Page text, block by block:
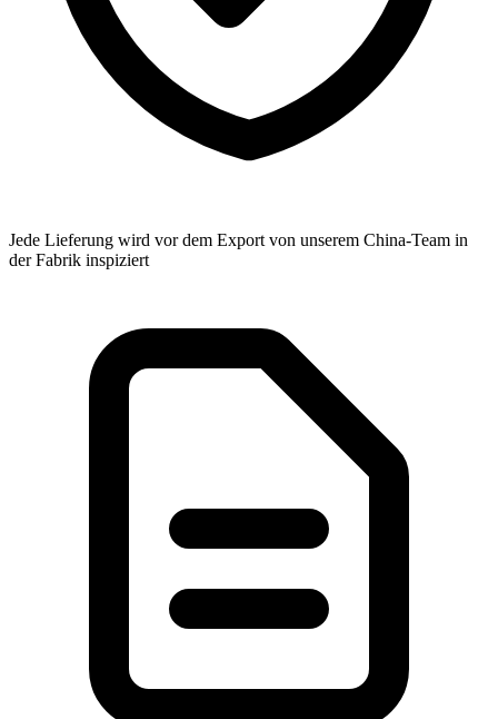
Jede Lieferung wird vor dem Export von unserem China-Team in
der Fabrik inspiziert